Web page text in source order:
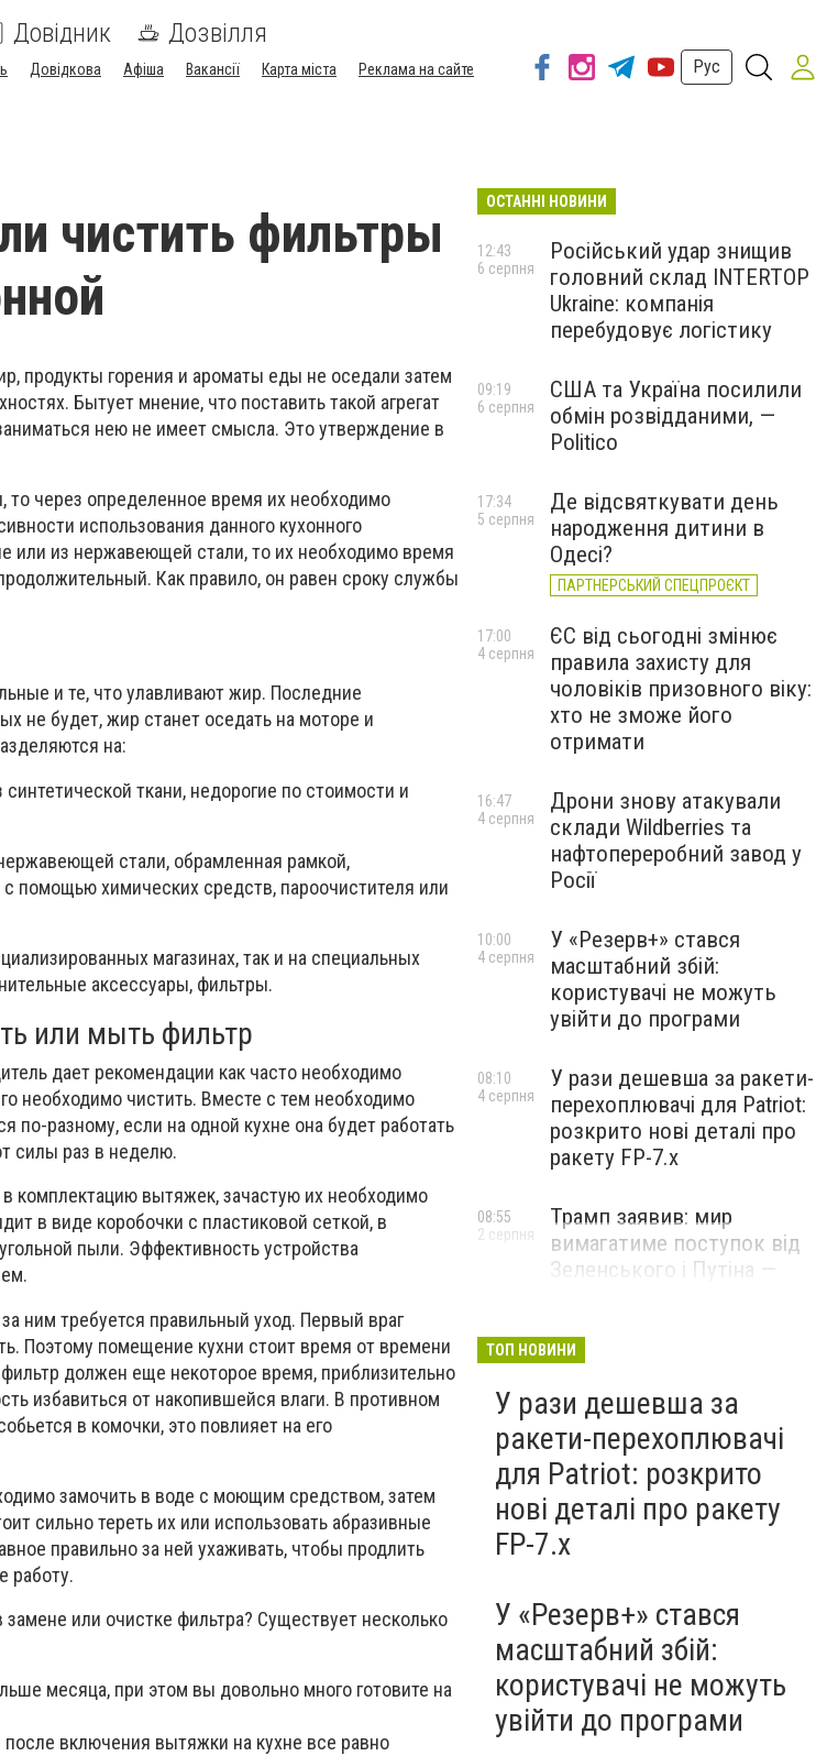
Довідник Дозвілля
Довідкова Афіша Вакансії Карта міста
Реклама на сайте
Рус
чистить фильтры
продукты горения и ароматы еды не оседали затем
Бытует мнение, что поставить такой агрегат
нею не имеет смысла. Это утверждение в
через определенное время их необходимо
использования данного кухонного
из нержавеющей стали, то их необходимо время
Как правило, он равен сроку службы
и те, что улавливают жир. Последние
не будет, жир станет оседать на моторе и
на:
ткани, недорогие по стоимости и
стали, обрамленная рамкой,
помощью химических средств, пароочистителя или
магазинах, так и на специальных
аксессуары, фильтры.
или мыть фильтр
дает рекомендации как часто необходимо
необходимо чистить. Вместе с тем необходимо
по-разному, если на одной кухне она будет работать
силы раз в неделю.
комплектацию вытяжек, зачастую их необходимо
в виде коробочки с пластиковой сеткой, в
пыли. Эффективность устройства
ним требуется правильный уход. Первый враг
Поэтому помещение кухни стоит время от времени
должен еще некоторое время, приблизительно
избавиться от накопившейся влаги. В противном
в комочки, это повлияет на его
замочить в воде с моющим средством, затем
сильно тереть их или использовать абразивные
правильно за ней ухаживать, чтобы продлить
работу.
или очистке фильтра? Существует несколько
месяца, при этом вы довольно много готовите на
включения вытяжки на кухне все равно
ОСТАННІ НОВИНИ
Російський удар знищив
головний склад INTERTOP
Ukraine: компанія
перебудовує логістику
12:43
6 серпня
США та Україна посилили
обмін розвідданими, —
Politico
09:19
6 серпня
Де відсвяткувати день
народження дитини в
Одесі?
ПАРТНЕРСЬКИЙ СПЕЦПРОЄКТ
17:34
5 серпня
ЄС від сьогодні змінює
правила захисту для
чоловіків призовного віку:
хто не зможе його
отримати
17:00
4 серпня
Дрони знову атакували
склади Wildberries та
нафтопереробний завод у
Росії
16:47
4 серпня
У «Резерв+» стався
масштабний збій:
користувачі не можуть
увійти до програми
10:00
4 серпня
У рази дешевша за ракети-
перехоплювачі для Patriot:
розкрито нові деталі про
ракету FP-7.x
08:10
4 серпня
Трамп заявив: мир
вимагатиме поступок від
Зеленського і Путіна —
08:55
2 серпня
ТОП НОВИНИ
У рази дешевша за
ракети-перехоплювачі
для Patriot: розкрито
нові деталі про ракету
FP-7.x
У «Резерв+» стався
масштабний збій:
користувачі не можуть
увійти до програми